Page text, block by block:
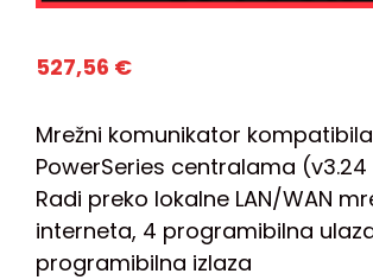
527,56 €
Mrežni komunikator k
PowerSeries centralama (v3.24
Radi preko lokalne LAN/WAN
interneta, 4 programibilna
programibilna izlaza